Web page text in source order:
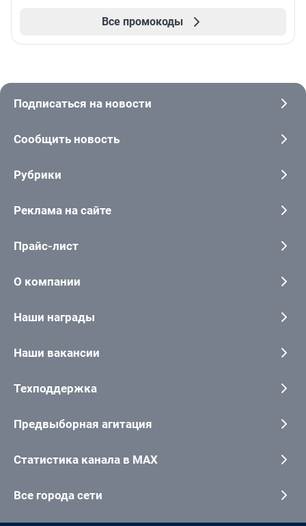
Все промокоды
Подписаться на новости
Сообщить новость
Рубрики
Реклама на сайте
Прайс-лист
О компании
Наши награды
Наши вакансии
Техподдержка
Предвыборная агитация
Статистика канала в MAX
Все города сети